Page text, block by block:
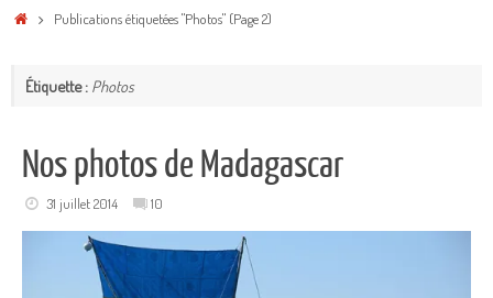
AccueilPublications étiquetées "Photos" (Page 2)
Étiquette : Photos
Nos photos de Madagascar
31 juillet 2014 10